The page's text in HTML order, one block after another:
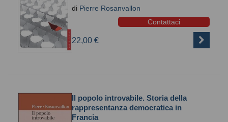
di Pierre Rosanvallon
Contattaci
22,00 €
Il popolo introvabile. Storia della
rappresentanza democratica in
Francia